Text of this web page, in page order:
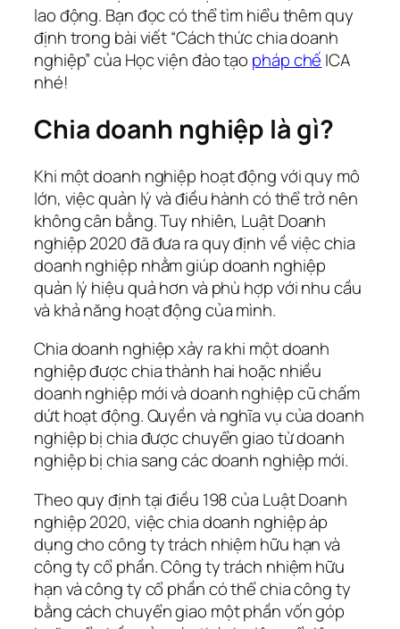
lao động. Bạn đọc có thể tìm hiểu thêm quy
định trong bài viết “Cách thức chia doanh
nghiệp” của Học viện đào tạo pháp chế ICA
nhé!
Chia doanh nghiệp là gì?
Khi một doanh nghiệp hoạt động với quy mô
lớn, việc quản lý và điều hành có thể trở nên
không cân bằng. Tuy nhiên, Luật Doanh
nghiệp 2020 đã đưa ra quy định về việc chia
doanh nghiệp nhằm giúp doanh nghiệp
quản lý hiệu quả hơn và phù hợp với nhu cầu
và khả năng hoạt động của mình.
Chia doanh nghiệp xảy ra khi một doanh
nghiệp được chia thành hai hoặc nhiều
doanh nghiệp mới và doanh nghiệp cũ chấm
dứt hoạt động. Quyền và nghĩa vụ của doanh
nghiệp bị chia được chuyển giao từ doanh
nghiệp bị chia sang các doanh nghiệp mới.
Theo quy định tại điều 198 của Luật Doanh
nghiệp 2020, việc chia doanh nghiệp áp
dụng cho công ty trách nhiệm hữu hạn và
công ty cổ phần. Công ty trách nhiệm hữu
hạn và công ty cổ phần có thể chia công ty
bằng cách chuyển giao một phần vốn góp